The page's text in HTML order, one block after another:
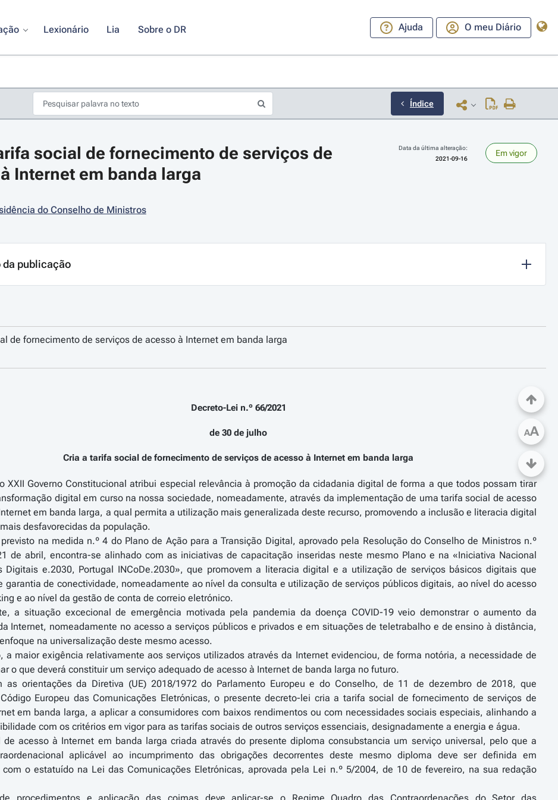
Lexionário Lia Sobre o DR Ajuda O meu Diário
Índice
de seta para navegar pelos dias do calendário; Use cmd ou ctrl + seta para a direita ou esquerda para navegar pelos meses; Use cmd ou ctrl +
social de fornecimento de serviços de
Internet em banda larga
Data da última alteração:
2021-09-16
Em vigor
do Conselho de Ministros
da publicação
de fornecimento de serviços de acesso à Internet em banda larga
Decreto-Lei n.º 66/2021
de 30 de julho
Cria a tarifa social de fornecimento de serviços de acesso à Internet em banda larga
XXII Governo Constitucional atribui especial relevância à promoção da cidadania digital de forma a que todos possam tirar
digital em curso na nossa sociedade, nomeadamente, através da implementação de uma tarifa social de acesso
em banda larga, a qual permita a utilização mais generalizada deste recurso, promovendo a inclusão e literacia digital
desfavorecidas da população.
na medida n.º 4 do Plano de Ação para a Transição Digital, aprovado pela Resolução do Conselho de Ministros n.º
de abril, encontra-se alinhado com as iniciativas de capacitação inseridas neste mesmo Plano e na «Iniciativa Nacional
Digitais e.2030, Portugal INCoDe.2030», que promovem a literacia digital e a utilização de serviços básicos digitais que
garantia de conectividade, nomeadamente ao nível da consulta e utilização de serviços públicos digitais, ao nível do acesso
e ao nível da gestão de conta de correio eletrónico.
a situação excecional de emergência motivada pela pandemia da doença COVID-19 veio demonstrar o aumento da
Internet, nomeadamente no acesso a serviços públicos e privados e em situações de teletrabalho e de ensino à distância,
na universalização deste mesmo acesso.
a maior exigência relativamente aos serviços utilizados através da Internet evidenciou, de forma notória, a necessidade de
o que deverá constituir um serviço adequado de acesso à Internet de banda larga no futuro.
as orientações da Diretiva (UE) 2018/1972 do Parlamento Europeu e do Conselho, de 11 de dezembro de 2018, que
Europeu das Comunicações Eletrónicas, o presente decreto-lei cria a tarifa social de fornecimento de serviços de
em banda larga, a aplicar a consumidores com baixos rendimentos ou com necessidades sociais especiais, alinhando a
com os critérios em vigor para as tarifas sociais de outros serviços essenciais, designadamente a energia e água.
acesso à Internet em banda larga criada através do presente diploma consubstancia um serviço universal, pelo que a
aplicável ao incumprimento das obrigações decorrentes deste mesmo diploma deve ser definida em
com o estatuído na Lei das Comunicações Eletrónicas, aprovada pela Lei n.º 5/2004, de 10 de fevereiro, na sua redação
AA